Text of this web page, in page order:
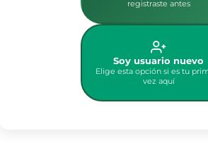
registraste antes
Soy usuario nuevo
Elige esta opción si es tu
vez aquí